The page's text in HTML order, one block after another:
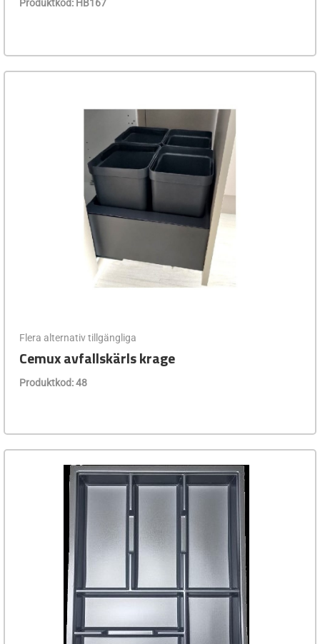
Produktkod: HB167
Flera alternativ tillgängliga
Cemux avfallskärls krage
Produktkod: 48